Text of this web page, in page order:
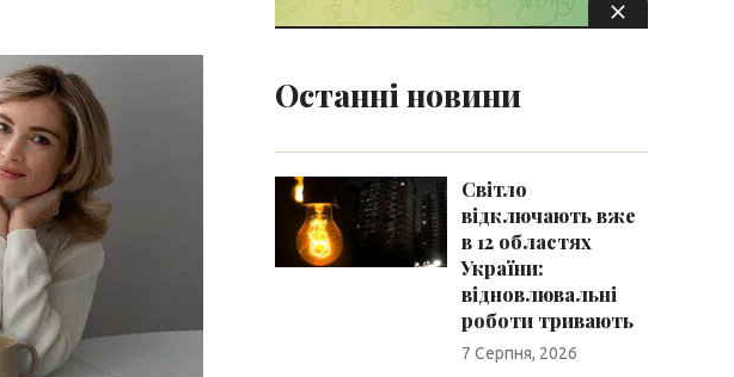
Останні новини
Світло
відключають вже
в 12 областях
України:
відновлювальні
роботи тривають
7 Серпня, 2026